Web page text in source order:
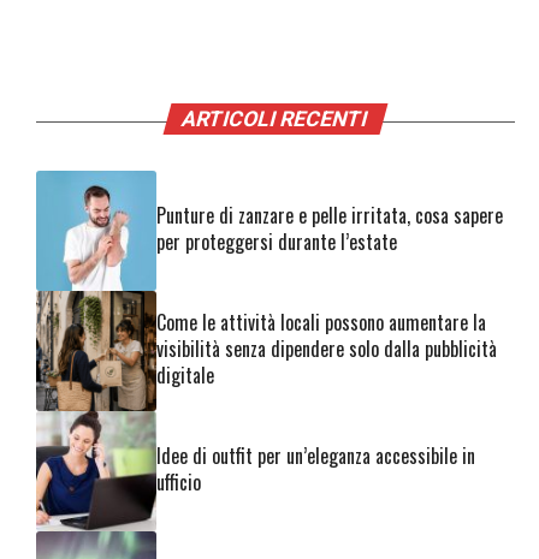
ARTICOLI RECENTI
Punture di zanzare e pelle irritata, cosa sapere
per proteggersi durante l’estate
Come le attività locali possono aumentare la
visibilità senza dipendere solo dalla pubblicità
digitale
Idee di outfit per un’eleganza accessibile in
ufficio